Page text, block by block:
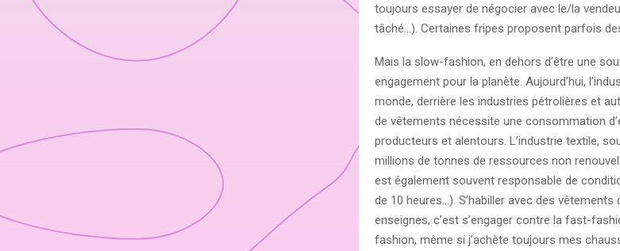
toujours essayer de négocier avec le/la
tâché…). Certaines fripes proposent parfois
Mais la slow-fashion, en dehors d’être une
engagement pour la planète. Aujourd’hui,
monde, derrière les industries pétrolières et
de vêtements nécessite une consommation
producteurs et alentours. L’industrie textile,
millions de tonnes de ressources non
est également souvent responsable de
de 10 heures…). S’habiller avec des
enseignes, c’est s’engager contre la fast-
fashion, même si j’achète toujours mes